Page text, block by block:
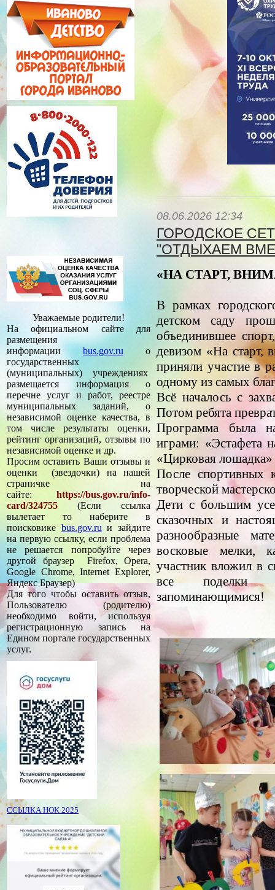
Уважаемые родители!
На официальном сайте для
размещения
информации bus.gov.ru о
государственных
(муниципальных) учреждениях
размещается информация о
перечне услуг и работ, реестре
муниципальных заданий, о
независимой оценке качества, в
том числе результаты оценки,
рейтинг организаций, отзывы по
независимой оценке и др.
Просим оставить Ваши отзывы и
оценки (звездочки) на нашей
страничке на
сайте: https://bus.gov.ru/info-
card/324755 (Если ссылка
вылетает то наберите в
поисковике bus.gov.ru и зайдите
на первую ссылку, если проблема
не решается попробуйте через
другой браузер Firefox, Opera,
Google Chrome, Internet Explorer,
Яндекс Браузер)
Для того чтобы оставить отзыв,
Пользователю (родителю)
необходимо войти, используя
регистрационную запись на
Едином портале государственных
услуг.
ССЫЛКА НОК 2025
08.06.2026 12:34
ГОРОДСКОЕ
"ОТДЫХАЕМ
«НА СТАРТ,
В рамках
детском саду
объединившее
девизом «На старт,
приняли участие в
одному из самых
Всё началось с
Потом ребята
Программа была
играми: «Эстафета
«Цирковая
После спортивных
творческой
Дети с большим
сказочных и
разнообразные
восковые мелки,
участник вложил в
все поделки
запоминающимися!